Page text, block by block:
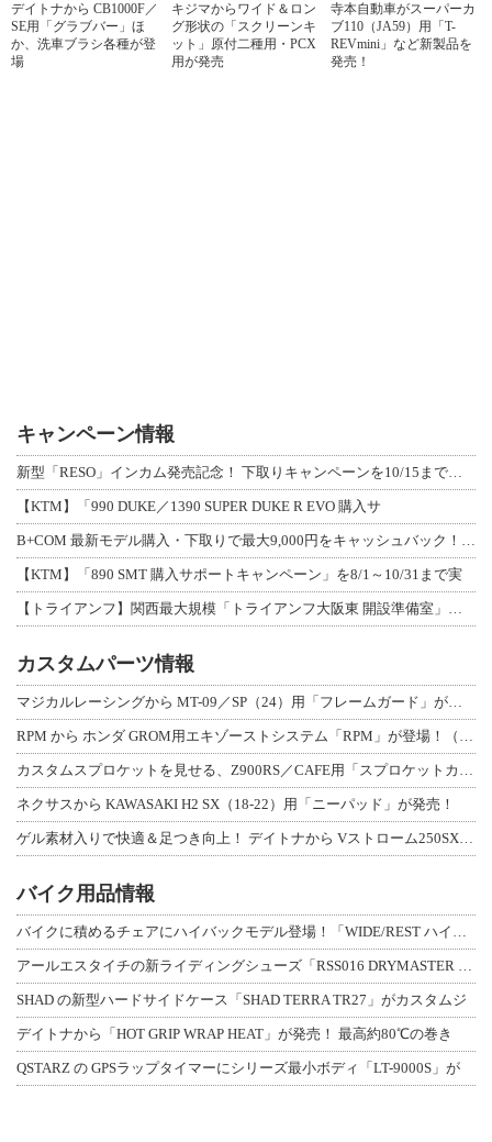
デイトナから CB1000F／
SE用「グラブバー」ほ
か、洗車ブラシ各種が登
場
キジマからワイド＆ロン
グ形状の「スクリーンキ
ット」原付二種用・PCX
用が発売
寺本自動車がスーパーカ
ブ110（JA59）用「T-
REVmini」など新製品を
発売！
キャンペーン情報
新型「RESO」インカム発売記念！ 下取りキャンペーンを10/15まで延長して開
【KTM】「990 DUKE／1390 SUPER DUKE R EVO 購入サ
B+COM 最新モデル購入・下取りで最大9,000円をキャッシュバック！「B+F
【KTM】「890 SMT 購入サポートキャンペーン」を8/1～10/31まで実
【トライアンフ】関西最大規模「トライアンフ大阪東 開設準備室」がオープン！ 限定
カスタムパーツ情報
マジカルレーシングから MT-09／SP（24）用「フレームガード」が登場！
RPM から ホンダ GROM用エキゾーストシステム「RPM」が登場！（動画あり
カスタムスプロケットを見せる、Z900RS／CAFE用「スプロケットカバーフルキ
ネクサスから KAWASAKI H2 SX（18-22）用「ニーパッド」が発売！
ゲル素材入りで快適＆足つき向上！ デイトナから Vストローム250SX用「快適ロ
バイク用品情報
バイクに積めるチェアにハイバックモデル登場！「WIDE/REST ハイバックチェ
アールエスタイチの新ライディングシューズ「RSS016 DRYMASTER スト
SHAD の新型ハードサイドケース「SHAD TERRA TR27」がカスタムジ
デイトナから「HOT GRIP WRAP HEAT」が発売！ 最高約80℃の巻き
QSTARZ の GPSラップタイマーにシリーズ最小ボディ「LT-9000S」が